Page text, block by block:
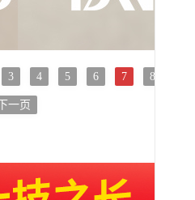
3 4 5 6 7 8
一页